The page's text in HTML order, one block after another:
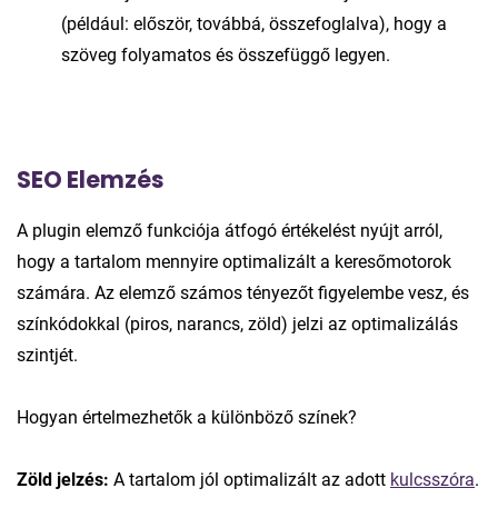
(például: először, továbbá, összefoglalva), hogy a
szöveg folyamatos és összefüggő legyen.
SEO Elemzés
A plugin elemző funkciója átfogó értékelést nyújt arról,
hogy a tartalom mennyire optimalizált a keresőmotorok
számára. Az elemző számos tényezőt figyelembe vesz, és
színkódokkal (piros, narancs, zöld) jelzi az optimalizálás
szintjét.
Hogyan értelmezhetők a különböző színek?
Zöld jelzés: A tartalom jól optimalizált az adott kulcsszóra.